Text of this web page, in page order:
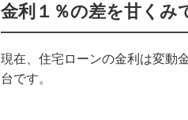
金利１％の差を甘くみ
現在、住宅ローンの金利は変動
台です。